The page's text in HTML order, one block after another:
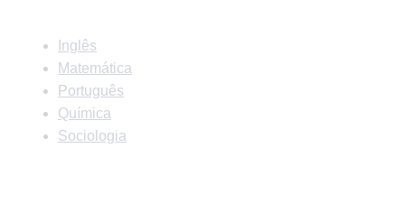
Inglês
Matemática
Português
Química
Sociologia